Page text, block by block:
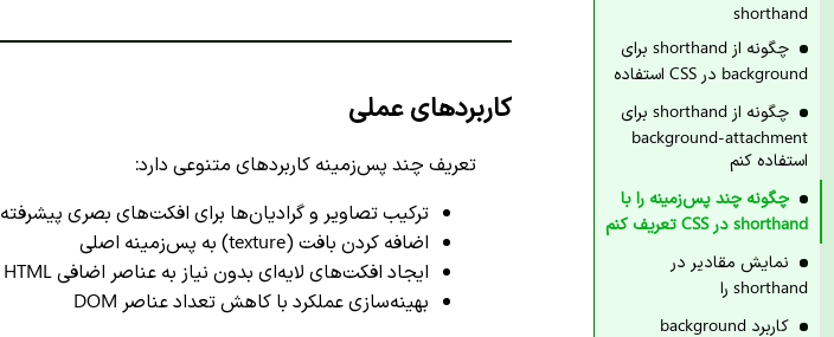
کاربردهای عملی
تعریف چند پس‌زمینه کاربردهای متنوعی دارد:
ترکیب تصاویر و گرادیان‌ها برای افکت‌های بصری پیشرفته
اضافه کردن بافت (texture) به پس‌زمینه اصلی
ایجاد افکت‌های لایه‌ای بدون نیاز به عناصر اضافی HTML
بهینه‌سازی عملکرد با کاهش تعداد عناصر DOM
shorthand
چگونه از shorthand برای
background در CSS استفاده
چگونه از shorthand برای
background-attachment
استفاده کنم
چگونه چند پس‌زمینه را با
shorthand در CSS تعریف کنم
نمایش مقادیر در
shorthand را
کاربرد background